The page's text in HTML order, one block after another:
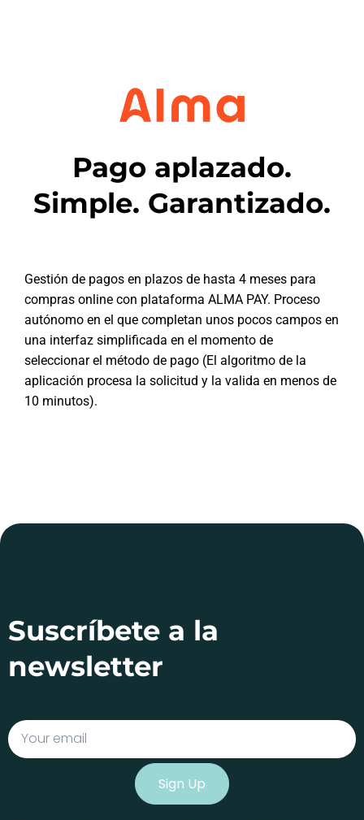
Pago aplazado.
Simple. Garantizado.
Gestión de pagos en plazos de hasta 4 meses para
compras online con plataforma ALMA PAY. Proceso
autónomo en el que completan unos pocos campos en
una interfaz simplificada en el momento de
seleccionar el método de pago (El algoritmo de la
aplicación procesa la solicitud y la valida en menos de
10 minutos).
Suscríbete a la
newsletter
Email
Sign Up